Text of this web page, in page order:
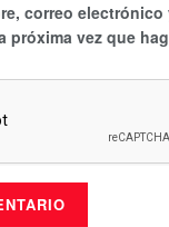
correo
próxima vez que